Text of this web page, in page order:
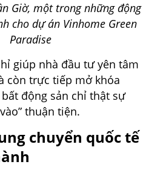
Giờ, một trong những động
cho dự án Vinhome Green
Paradise
giúp nhà đầu tư yên tâm
còn trực tiếp mở khóa
động sản chỉ thật sự
thuận tiện.
chuyển quốc tế